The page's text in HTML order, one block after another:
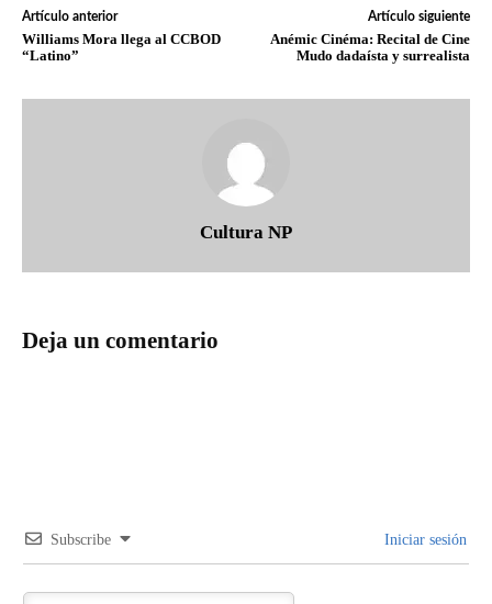
Artículo anterior
Williams Mora llega al CCBOD
“Latino”
Artículo siguiente
Anémic Cinéma: Recital de Cine
Mudo dadaísta y surrealista
Cultura NP
Deja un comentario
Subscribe Iniciar sesión